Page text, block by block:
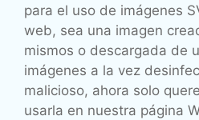
para el uso de imágenes
web, sea una imagen
mismos o descargada de
imágenes a la vez
malicioso, ahora solo
usarla en nuestra página